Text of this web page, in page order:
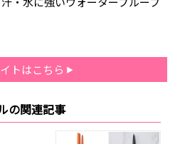
トはこちら
の関連記事